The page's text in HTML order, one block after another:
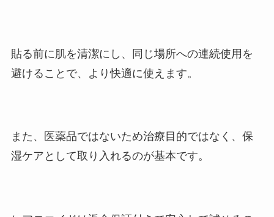
貼る前に肌を清潔にし、同じ場所への連続使用を
避けることで、より快適に使えます。
また、医薬品ではないため治療目的ではなく、保
湿ケアとして取り入れるのが基本です。